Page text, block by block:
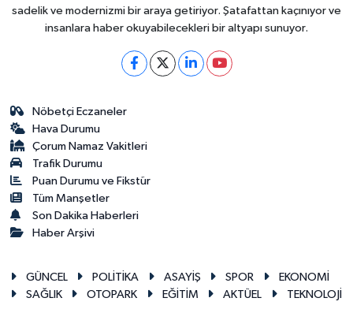
sadelik ve modernizmi bir araya getiriyor. Şatafattan kaçınıyor ve
insanlara haber okuyabilecekleri bir altyapı sunuyor.
Nöbetçi Eczaneler
Hava Durumu
Çorum Namaz Vakitleri
Trafik Durumu
Puan Durumu ve Fikstür
Tüm Manşetler
Son Dakika Haberleri
Haber Arşivi
GÜNCEL POLİTİKA ASAYİŞ SPOR
EKONOMİ
SAĞLIK
OTOPARK EĞİTİM AKTÜEL TEKNOLOJİ